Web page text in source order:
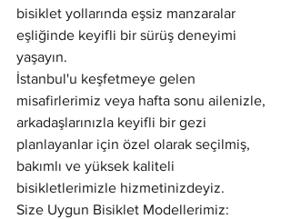
bisiklet yollarında eşsiz manzaralar
eşliğinde keyifli bir sürüş deneyimi
yaşayın.
İstanbul'u keşfetmeye gelen
misafirlerimiz veya hafta sonu ailenizle,
arkadaşlarınızla keyifli bir gezi
planlayanlar için özel olarak seçilmiş,
bakımlı ve yüksek kaliteli
bisikletlerimizle hizmetinizdeyiz.
Size Uygun Bisiklet Modellerimiz: